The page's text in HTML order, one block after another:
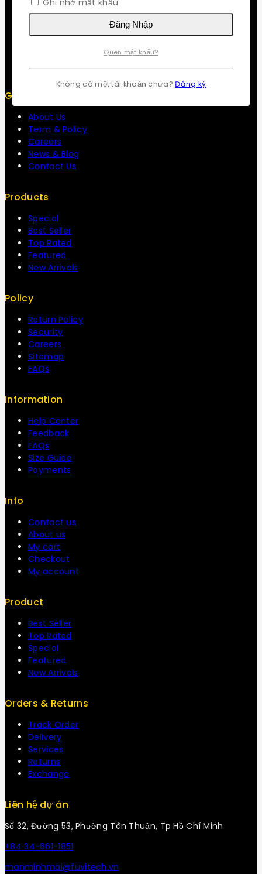
Contact us
My account
Get To Know Us
About Us
Term & Policy
Careers
News & Blog
Contact Us
Products
Special
Best Seller
Top Rated
Featured
New Arrivals
Policy
Return Policy
Security
Careers
Sitemap
FAQs
Information
Help Center
Feedback
FAQs
Size Guide
Payments
Info
Contact us
About us
My cart
Checkout
My account
Product
Best Seller
Top Rated
Special
Featured
New Arrivals
Orders & Returns
Track Order
Delivery
Services
Returns
Exchange
Liên hệ dự án
Số 32, Đường 53, Phường Tân Thuận, Tp Hồ Chí Minh
+84 34-661-1851
manminhmai@fuvitech.vn
Đăng Nhập
Quên mật khẩu?
Không có một tài khoản chưa?Đăng ký